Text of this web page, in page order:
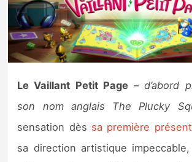
Tests et previews
Tests de jeux
Tests d’accessoires
Previews
Le Vaillant Petit Page–d’abord
son nom anglais The Plucky
sensation dès sa première
sa direction artistique